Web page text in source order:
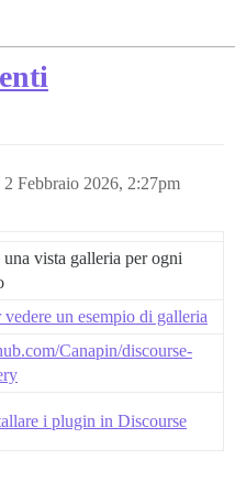
2 Febbraio 2026, 2:27pm
vista galleria per ogni
un esempio di galleria
Canapin/discourse-
i plugin in Discourse